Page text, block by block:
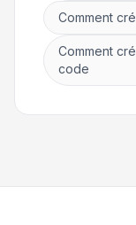
Comment
Comment
code